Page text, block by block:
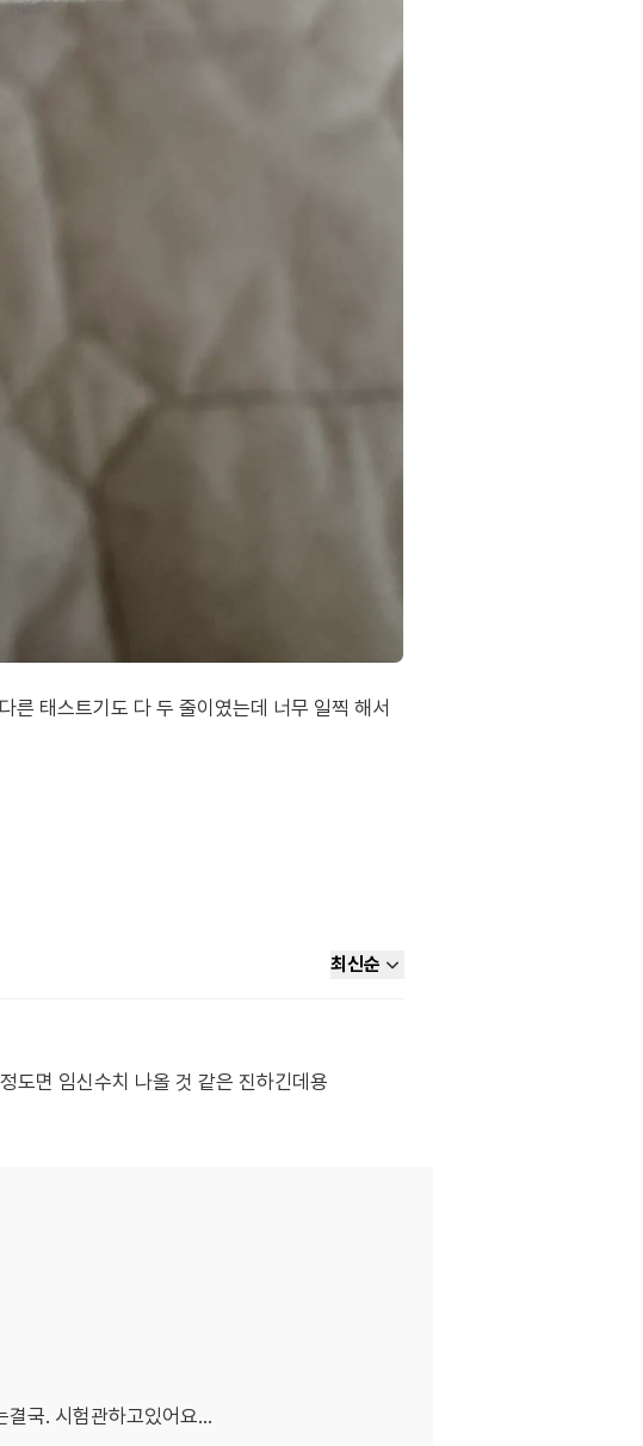
른 태스트기도 다 두 줄이였는데 너무 일찍 해서
최신순
도면 임신수치 나올 것 같은 진하긴데용
결국. 시험관하고있어요...